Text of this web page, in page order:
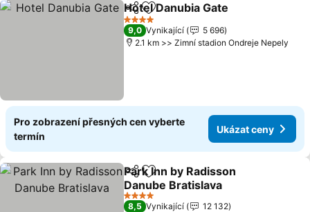
SdíletPřidat na seznam oblíbených
Hotel Danubia Gate
4 Počet hvězdiček
9,0 Vynikající
5 696
2.1 km >> Zimní stadion Ondreje Nepely
Pro zobrazení přesných cen vyberte
termín
Ukázat ceny
SdíletPřidat na seznam oblíbených
Park Inn by Radisson
Danube Bratislava
Ukázat ceny
4 Počet hvězdiček
8,5 Vynikající
12 132